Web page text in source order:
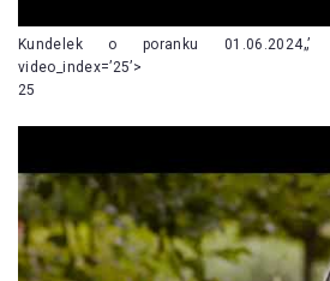
Kundelek o poranku 01.06.2024„’
video_index=’25’>
25